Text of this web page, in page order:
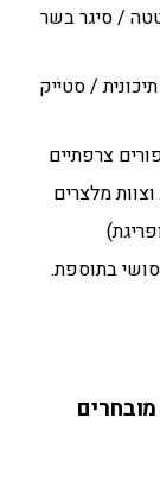
/ סיגר בשר
/ סטייק
צרפתיים
מלצרים
בתוספת.